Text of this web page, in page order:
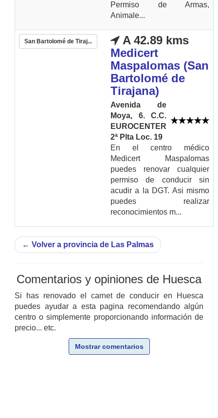
Permiso de Armas,
Animale...
San Bartolomé de Tiraj...
A 42.89 kms
Medicert
Maspalomas (San
Bartolomé de
Tirajana)
Avenida de
Moya, 6. C.C.
EUROCENTER
2ª Plta Loc. 19
En el centro médico
Medicert Maspalomas
puedes renovar cualquier
permiso de conducir sin
acudir a la DGT. Asi mismo
puedes realizar
reconocimientos m...
← Volver a provincia de Las Palmas
Comentarios y opiniones de Huesca
Si has renovado el carnet de conducir en Huesca
puedes ayudar a esta pagina recomendando algún
centro o simplemente proporcionando información de
precio... etc.
Mostrar comentarios